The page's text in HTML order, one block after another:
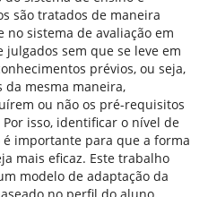
são tratados de maneira
sistema de avaliação em
julgados sem que se leve em
prévios, ou seja,
da mesma maneira,
ou não os pré-requisitos
isso, identificar o nível de
importante para que a forma
mais eficaz. Este trabalho
modelo de adaptação da